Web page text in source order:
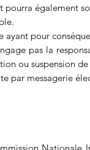
également
ayant pour
pas la
ou suspension de
par messagerie